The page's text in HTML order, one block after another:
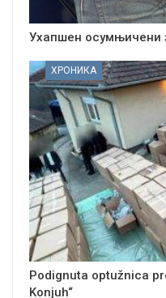
Ухапшен осумњичени
ХРОНИКА
Podignuta optužnica
Konjuh“